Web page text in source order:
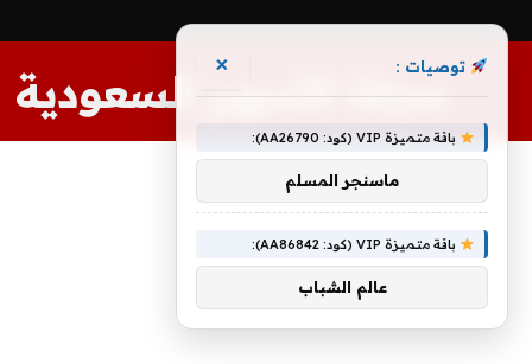
مجلة الأسهم السعودية
توصيات : ×
باقة متميزة VIP (كود: AA26790):
ماسنجر المسلم
باقة متميزة VIP (كود: AA86842):
عالم الشباب